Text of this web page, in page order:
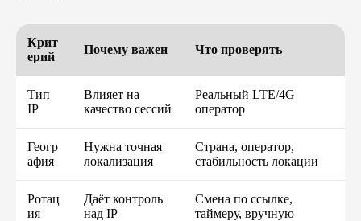
Крит
ерий
Почему важен Что проверять
Тип
IP
Влияет на
качество сессий
Реальный LTE/4G
оператор
Геогр
афия
Нужна точная
локализация
Страна, оператор,
стабильность локации
Ротац
ия
Даёт контроль
над IP
Смена по ссылке,
таймеру, вручную